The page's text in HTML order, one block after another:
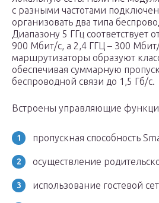
с разными частотами
организовать два типа
Диапазону 5 ГГц соответствует
900 Мбит/с, а 2,4 ГГЦ – 300
маршрутизаторы образуют
обеспечивая суммарную
беспроводной связи до 1,5 Гб/с.
Встроены управляющие
пропускная способность
осуществление
использование гостевой